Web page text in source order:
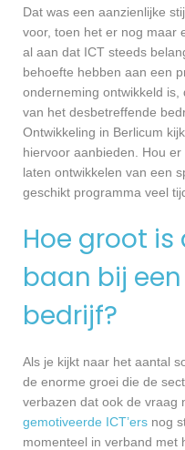
Dat was een aanzienlijke
voor, toen het er nog maar
al aan dat ICT steeds
behoefte hebben aan een
onderneming ontwikkeld
van het desbetreffende
Ontwikkeling in Berlicum
hiervoor aanbieden. Hou
laten ontwikkelen van een
geschikt programma veel
Hoe groot is
baan bij
bedrijf?
Als je kijkt naar het aantal
de enorme groei die de
verbazen dat ook de vraag
gemotiveerde ICT’ers nog
momenteel in verband met